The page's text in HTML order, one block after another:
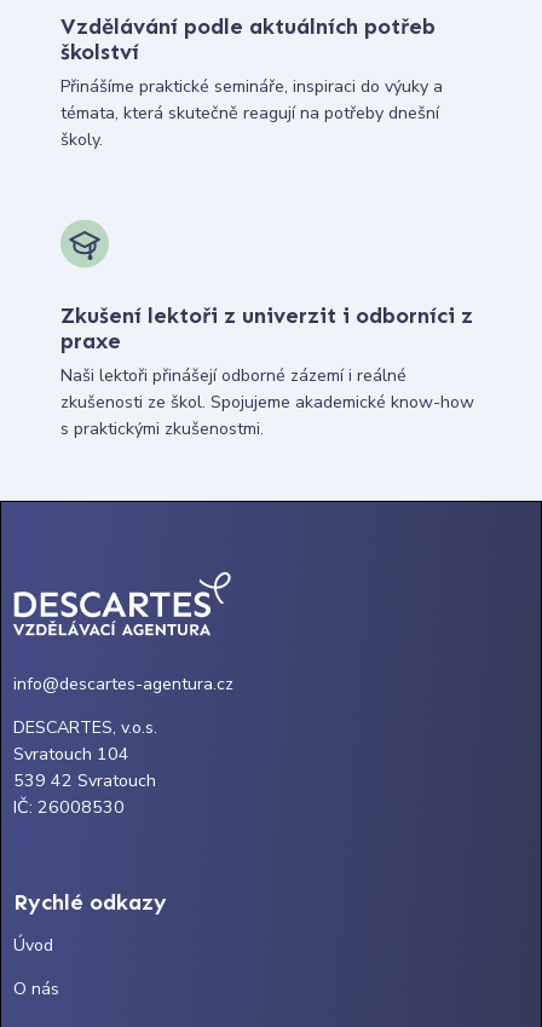
Vzdělávání podle aktuálních potřeb
školství
Přinášíme praktické semináře, inspiraci do výuky a
témata, která skutečně reagují na potřeby dnešní
školy.
Zkušení lektoři z univerzit i odborníci z
praxe
Naši lektoři přinášejí odborné zázemí i reálné
zkušenosti ze škol. Spojujeme akademické know-how
s praktickými zkušenostmi.
info@descartes-agentura.cz
DESCARTES, v.o.s.
Svratouch 104
539 42 Svratouch
IČ: 26008530
Rychlé odkazy
Úvod
O nás